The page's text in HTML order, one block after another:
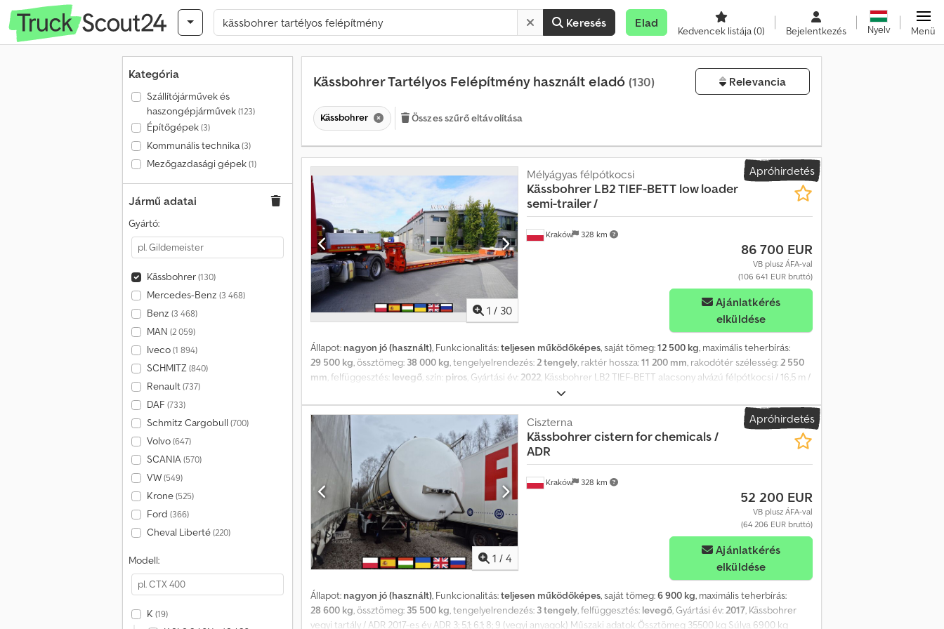
Keresés Elad
Kedvencek listája(0) Bejelentkezés Nyelv Menü
Kategória
Szállítójárművek és
haszongépjárművek(123)
Építőgépek(3)
Kommunális technika(3)
Mezőgazdasági gépek(1)
Jármű adatai
Gyártó:
Kässbohrer(130)
Mercedes-Benz (3 468)
Benz (3 468)
MAN (2 059)
Iveco(1 894)
SCHMITZ(840)
Renault(737)
DAF (733)
Schmitz Cargobull (700)
Volvo(647)
SCANIA(570)
VW(549)
Krone(525)
Ford (366)
Cheval Liberté(220)
Modell:
K (19)
Kässbohrer Tartélyos Felépítmény használt eladó (130) Relevancia
Kässbohrer Összes szűrő eltávolítása
Apróhirdetés
1 / 30
Kraków 328 km
Mélyágyas félpótkocsi
Kässbohrer LB2 TIEF-BETT low loader
semi-trailer /
86 700 EUR
VB plusz ÁFA-val
(106 641 EUR bruttó)
Ajánlatkérés
elküldése
Állapot: nagyon jó (használt), Funkcionalitás:teljesen működőképes, saját tömeg:12 500 kg, maximális teherbírás:
29 500 kg , össztömeg: 38 000 kg , tengelyelrendezés: 2 tengely , raktér hossza:11 200 mm , rakodótér szélesség: 2 550
mm , felfüggesztés: levegő , szín: piros , Gyártási év: 2022 , Kässbohrer LB2 TIEF-BETT alacsony alvázú félpótkocsi / 16,5 m /
Kihúzható félpótkocsi / kormányzott tengelyek / 2 db 2022-es év Műszaki adatok Össztömeg 42000 kg Regisztrált
Össztömeg 38000 kg Súlya 12500 kg Hasznos teher 29500 kg 2 kormányzott tengely BWP tengelyek Pneumatikus
felfüggesztés Tárcsafékek Távirányító Levehető előlap A főfedélzet hossza 660 cm A kihúzható fedélzet hossza 460
cm Cedpfxezmv T De Ab Seha A főfedélzet teljes hossza 1120 cm Hátsó fedélzet hossza 270 cm Vezetési magasság 40
cm Szélessége toldással 255 cm Magszélesség 130 cm Mindkét oldalon 25 cm-rel bővült Különleges engedélyek: A
jármű szélessége 3,20 m A tengelykapcsoló forgástengelye és a félpótkocsi hátsó vége közötti távolság 16,525 m
Össztömeg 38000 kg Megengedett nyomás egy tengelycsoporton 20000 kg (1. tengely – 10000 kg; 2. tengely – 10000
kg) A félpótkocsi kitűnő műszaki és vizuális állapotban van. Teljes dokumentáció. 2 egyforma félpótkocsi kapható
Apróhirdetés
1 / 4
Kraków 328 km
Ciszterna
Kässbohrercistern for chemicals /
ADR
52 200 EUR
VB plusz ÁFA-val
(64 206 EUR bruttó)
Ajánlatkérés
elküldése
Állapot: nagyon jó (használt), Funkcionalitás:teljesen működőképes, saját tömeg:6 900 kg, maximális teherbírás:
28 600 kg, össztömeg: 35 500 kg, tengelyelrendezés: 3 tengely, felfüggesztés: levegő, Gyártási év:2017, Kässbohrer
vegyi tartály / ADR 2017-es év ADR 3; 5,1; 6,1; 8; 9 (vegyi anyagok) Műszaki adatok Össztömeg 35500 kg Súlya 6900 kg